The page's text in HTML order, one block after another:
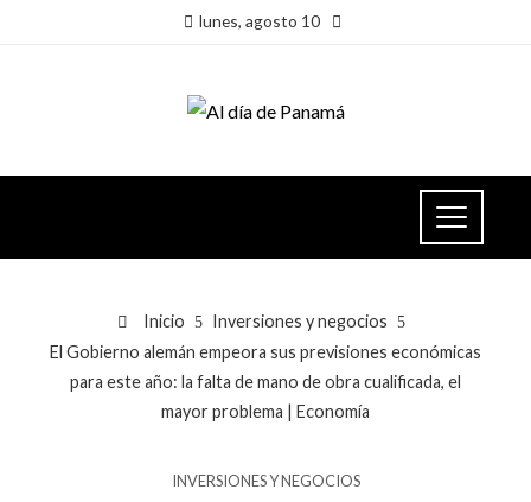
lunes, agosto 10
Inicio
Inversiones y negocios
El Gobierno alemán empeora sus previsiones económicas
para este año: la falta de mano de obra cualificada, el
mayor problema | Economía
INVERSIONES Y NEGOCIOS